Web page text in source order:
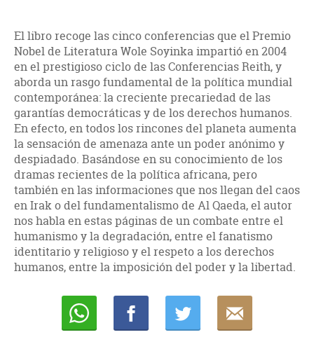
El libro recoge las cinco conferencias que el Premio
Nobel de Literatura Wole Soyinka impartió en 2004
en el prestigioso ciclo de las Conferencias Reith, y
aborda un rasgo fundamental de la política mundial
contemporánea: la creciente precariedad de las
garantías democráticas y de los derechos humanos.
En efecto, en todos los rincones del planeta aumenta
la sensación de amenaza ante un poder anónimo y
despiadado. Basándose en su conocimiento de los
dramas recientes de la política africana, pero
también en las informaciones que nos llegan del caos
en Irak o del fundamentalismo de Al Qaeda, el autor
nos habla en estas páginas de un combate entre el
humanismo y la degradación, entre el fanatismo
identitario y religioso y el respeto a los derechos
humanos, entre la imposición del poder y la libertad.